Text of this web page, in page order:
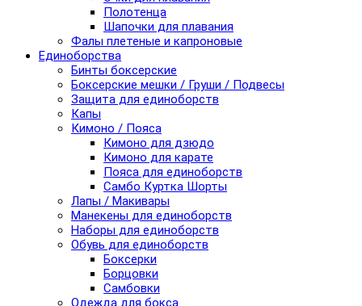
Полотенца
Шапочки для плавания
Фалы плетеные и капроновые
Единоборства
Бинты боксерские
Боксерские мешки / Груши / Подвесы
Защита для единоборств
Капы
Кимоно / Пояса
Кимоно для дзюдо
Кимоно для карате
Пояса для единоборств
Самбо Куртка Шорты
Лапы / Макивары
Манекены для единоборств
Наборы для единоборств
Обувь для единоборств
Боксерки
Борцовки
Самбовки
Одежда для бокса